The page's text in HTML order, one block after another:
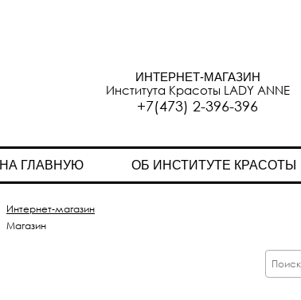
ИНТЕРНЕТ-МАГАЗИН
Института Красоты LADY ANNE
+7(473) 2-396-396
НА ГЛАВНУЮ ОБ ИНСТИТУТЕ КРАСОТЫ
Интернет-магазин
Магазин